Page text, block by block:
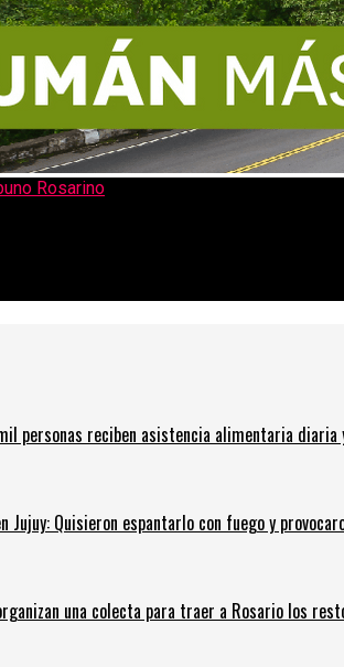
personas reciben asistencia alimentaria
Jujuy: Quisieron espantarlo con fuego y
una colecta para traer a Rosario los